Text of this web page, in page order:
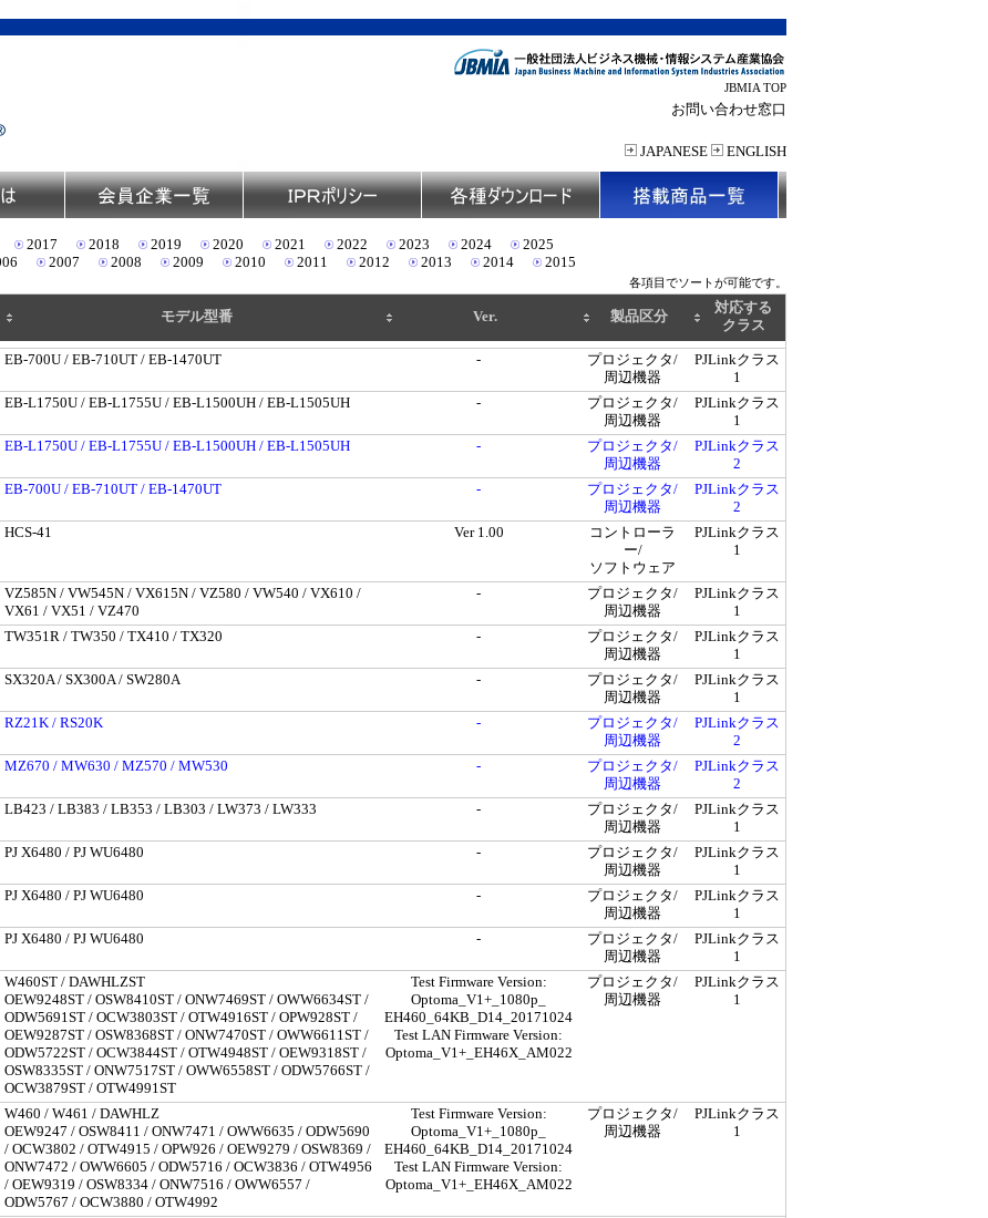
JBMIA TOP
お問い合わせ窓口
JAPANESE ENGLISH
2017 2018 2019 2020 2021 2022 2023 2024
2025
2007 2008 2009 2010 2011 2012 2013 2014 2015
各項目でソートが可能です。
モデル型番 Ver. 製品区分
対応する
クラス
EB-700U / EB-710UT / EB-1470UT -
プロジェクタ/
周辺機器
PJLinkクラス
1
EB-L1750U / EB-L1755U / EB-L1500UH / EB-L1505UH -
プロジェクタ/
周辺機器
PJLinkクラス
1
EB-L1750U / EB-L1755U / EB-L1500UH / EB-L1505UH -
プロジェクタ/
周辺機器
PJLinkクラス
2
EB-700U / EB-710UT / EB-1470UT -
プロジェクタ/
周辺機器
PJLinkクラス
2
HCS-41 Ver 1.00
コントローラ
ー/
ソフトウェア
PJLinkクラス
1
VZ585N / VW545N / VX615N / VZ580 / VW540 / VX610 /
VX61 / VX51 / VZ470
-
プロジェクタ/
周辺機器
PJLinkクラス
1
TW351R / TW350 / TX410 / TX320 -
プロジェクタ/
周辺機器
PJLinkクラス
1
SX320A / SX300A / SW280A -
プロジェクタ/
周辺機器
PJLinkクラス
1
RZ21K / RS20K -
プロジェクタ/
周辺機器
PJLinkクラス
2
MZ670 / MW630 / MZ570 / MW530 -
プロジェクタ/
周辺機器
PJLinkクラス
2
LB423 / LB383 / LB353 / LB303 / LW373 / LW333 -
プロジェクタ/
周辺機器
PJLinkクラス
1
PJ X6480 / PJ WU6480 -
プロジェクタ/
周辺機器
PJLinkクラス
1
PJ X6480 / PJ WU6480 -
プロジェクタ/
周辺機器
PJLinkクラス
1
PJ X6480 / PJ WU6480 -
プロジェクタ/
周辺機器
PJLinkクラス
1
W460ST / DAWHLZST
OEW9248ST / OSW8410ST / ONW7469ST / OWW6634ST /
ODW5691ST / OCW3803ST / OTW4916ST / OPW928ST /
OEW9287ST / OSW8368ST / ONW7470ST / OWW6611ST /
ODW5722ST / OCW3844ST / OTW4948ST / OEW9318ST /
OSW8335ST / ONW7517ST / OWW6558ST / ODW5766ST /
OCW3879ST / OTW4991ST
Test Firmware Version:
Optoma_V1+_1080p_
EH460_64KB_D14_20171024
Test LAN Firmware Version:
Optoma_V1+_EH46X_AM022
プロジェクタ/
周辺機器
PJLinkクラス
1
W460 / W461 / DAWHLZ
OEW9247 / OSW8411 / ONW7471 / OWW6635 / ODW5690
/ OCW3802 / OTW4915 / OPW926 / OEW9279 / OSW8369 /
ONW7472 / OWW6605 / ODW5716 / OCW3836 / OTW4956
/ OEW9319 / OSW8334 / ONW7516 / OWW6557 /
ODW5767 / OCW3880 / OTW4992
Test Firmware Version:
Optoma_V1+_1080p_
EH460_64KB_D14_20171024
Test LAN Firmware Version:
Optoma_V1+_EH46X_AM022
プロジェクタ/
周辺機器
PJLinkクラス
1